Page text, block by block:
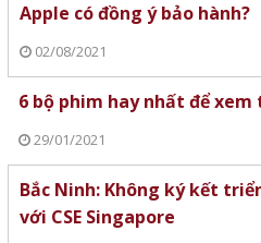
Apple có đồng ý bảo hành?
02/08/2021
6 bộ phim hay nhất để xem
29/01/2021
Bắc Ninh: Không ký kết
với CSE Singapore